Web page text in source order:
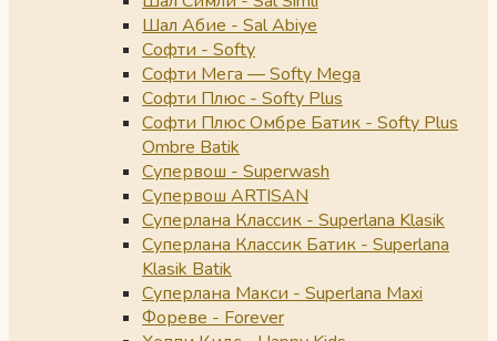
Шал Абие - Sal Abiye
Софти - Softy
Софти Мега — Softy Mega
Софти Плюс - Softy Plus
Софти Плюс Омбре Батик - Softy Plus
Ombre Batik
Супервош - Superwash
Супервош ARTISAN
Суперлана Классик - Superlana Klasik
Суперлана Классик Батик - Superlana
Klasik Batik
Суперлана Макси - Superlana Maxi
Фореве - Forever